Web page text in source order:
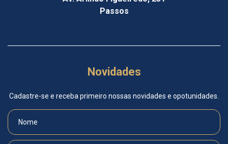
Passos
Novidades
Cadastre-se e receba primeiro nossas novidades e opotunidades.